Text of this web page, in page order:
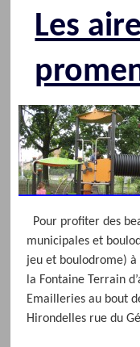
Les
Pour profiter des
municipales et
jeu et boulodrome)
la Fontaine Terrain
Emailleries au bout
Hirondelles rue du